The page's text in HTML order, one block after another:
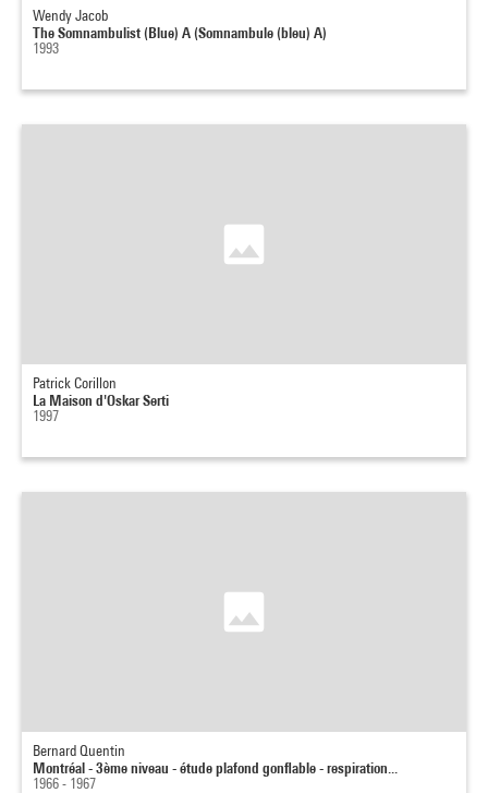
Wendy Jacob
The Somnambulist (Blue) A (Somnambule (bleu) A)
1993
Patrick Corillon
La Maison d'Oskar Serti
1997
Bernard Quentin
Montréal - 3ème niveau - étude plafond gonflable - respiration...
1966 - 1967